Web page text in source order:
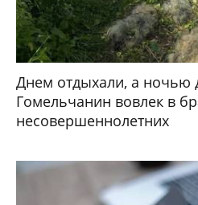
Днем отдыхали, а ночью
Гомельчанин вовлек в
несовершеннолетних